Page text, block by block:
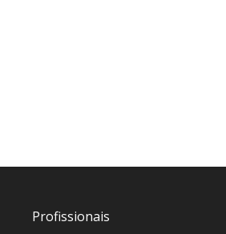
Profissionais